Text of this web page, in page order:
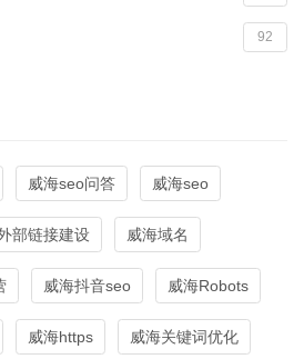
92
威海seo问答 威海seo
部链接建设 威海域名
威海抖音seo 威海Robots
威海https 威海关键词优化